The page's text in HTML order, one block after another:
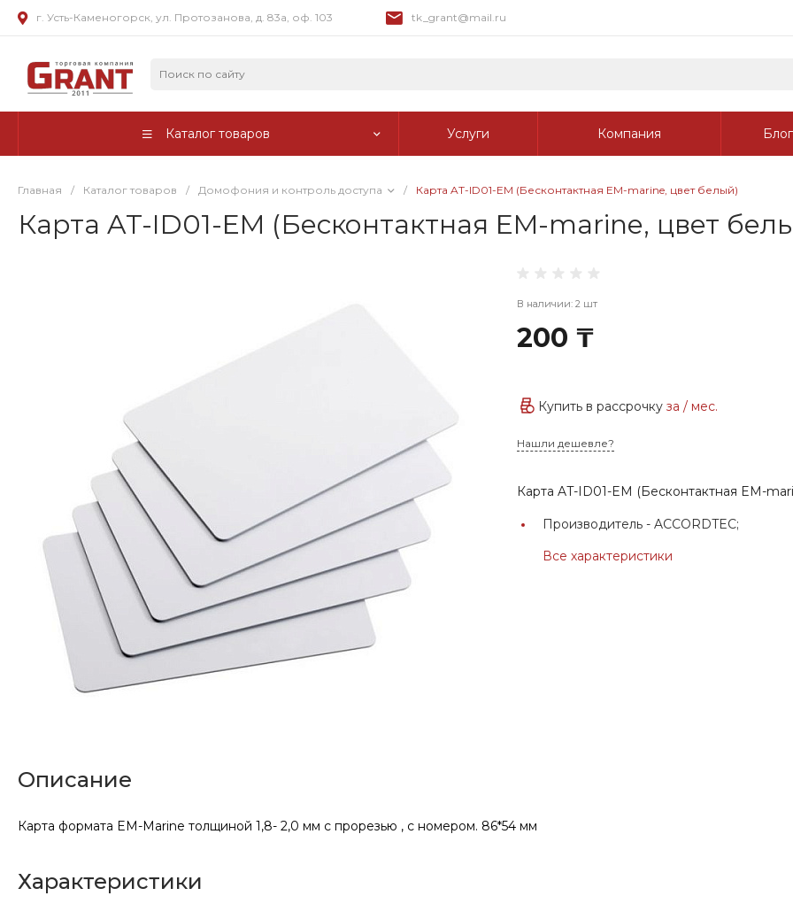
г. Усть-Каменогорск, ул. Протозанова, д. 83а, оф. 103 tk_grant@mail.ru
Каталог товаров Услуги Компания Блог
Главная / Каталог товаров / Домофония и контроль доступа / Карта AT-ID01-EM (Бесконтактная EM-marine, цвет белый)
Карта AT-ID01-EM (Бесконтактная EM-marine, цвет
В наличии: 2 шт
200 ₸
Купить в рассрочкуза/ мес.
Нашли дешевле?
Карта AT-ID01-EM (Бесконтактная EM-
Производитель -ACCORDTEC;
Все характеристики
Описание
Карта формата EM-Marine толщиной 1,8- 2,0 мм с прорезью , с номером. 86*54 мм
Характеристики